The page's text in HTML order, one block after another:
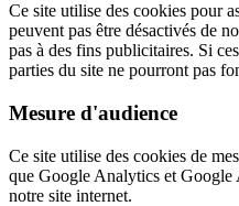
Ce site utilise des cookies pour
peuvent pas être désactivés de
pas à des fins publicitaires. Si
parties du site ne pourront pas
Mesure d'audience
Ce site utilise des cookies de
que Google Analytics et Google
notre site internet.